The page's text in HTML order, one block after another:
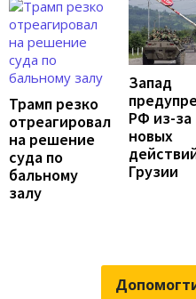
Трамп резко
отреагировал
на решение
суда по
бальному
залу
Запад
РФ из-за
новых
Грузии